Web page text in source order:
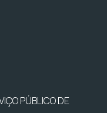
PÚBLICO DE